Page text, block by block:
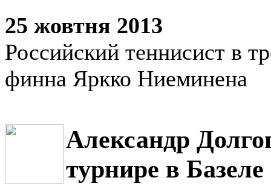
25 жовтня 2013
Российский теннисист в
финна Яркко Ниеминена
Александр
турнире в Базеле